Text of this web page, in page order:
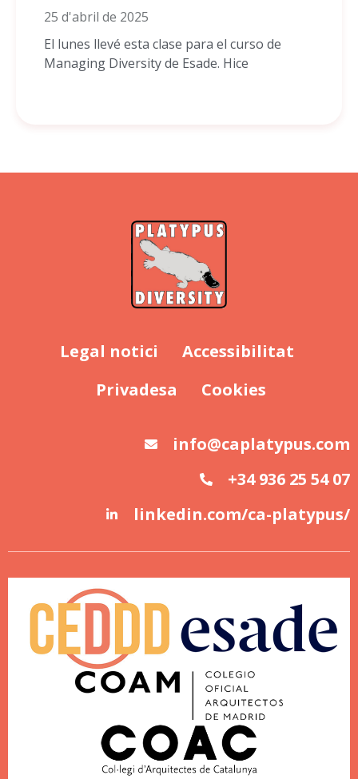
25 d'abril de 2025
El lunes llevé esta clase para el curso de
Managing Diversity de Esade. Hice
Legal notici
Accessibilitat
Privadesa
Cookies
info@caplatypus.com
+34 936 25 54 07
linkedin.com/ca-platypus/